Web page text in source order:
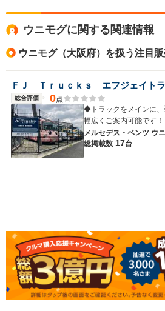
ウニモグに関する関連情報
ウニモグ（大阪府）を扱う注目
ＦＪ Ｔｒｕｃｋｓ エフジェイト
総合評価 0点
◆トラックをメインに、
幅広くご案内可能です！
メルセデス・ベンツ ウ
総掲載数 17台